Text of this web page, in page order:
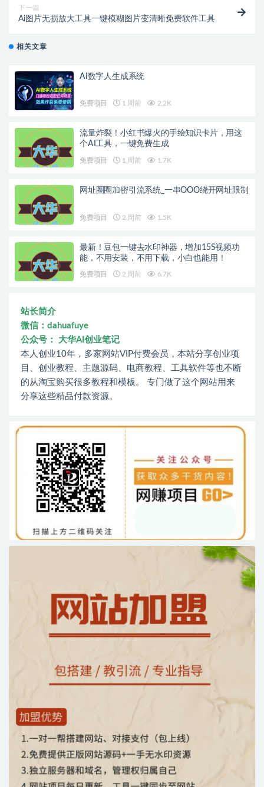
下一篇
Ai图片无损放大工具一键模糊图片变清晰免费软件工具
相关文章
AI数字人生成系统
免费项目 1 周前 2.2K
流量炸裂！小红书爆火的手绘知识卡片，用这
个AI工具，一键免费生成
免费项目 1 周前 1.7K
网址圈圈加密引流系统_一串OOO绕开网址限制
免费项目 2 周前 1.5K
最新！豆包一键去水印神器，增加15S视频功
能，不用安装，不用下载，小白也能用！
免费项目 2 周前 6.7K
站长简介
微信：dahuafuye
公众号： 大华AI创业笔记
本人创业10年，多家网站VIP付费会员，本站分享创业项
目、创业教程、主题源码、电商教程、工具软件等也不断
的从淘宝购买很多教程和模板。 专门做了这个网站用来
分享这些精品付款资源。